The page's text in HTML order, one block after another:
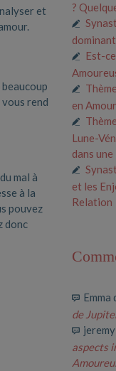
et
rend
mal à
à la
pouvez
donc
?
Est-
en Amour
Lune-
dans
et les
Relation
Emma
de
jeremy
aspects